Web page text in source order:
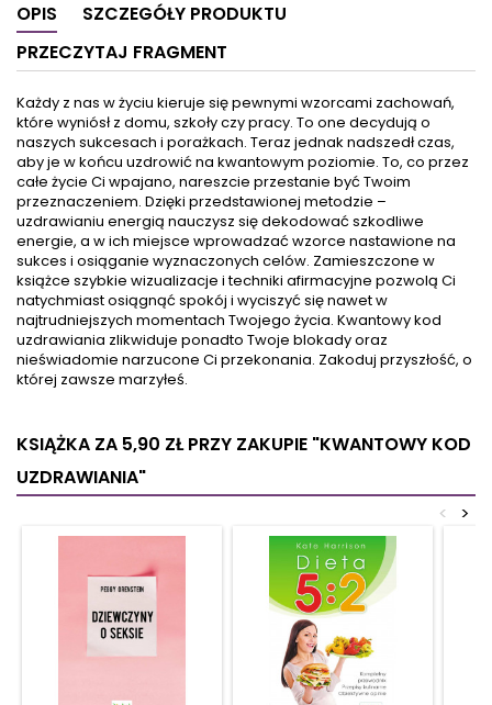
człowiek, który marzy o staniu
się największym magikiem
świata. Niestety jest on
jednocześnie bardzo
nieporadną osobą. Nie
zważa jednak na
ograniczenia, lecz sumiennie
realizuje swoje marzenie.
Weź udział w niezapomnianej
wędrówce w poszukiwaniu
nadziei i...
pozbędziesz się stanów
lękowych i destrukcyjnego
niepokoju. Manifestacje,
wsparte medytacjami i
afirmacjami, mogą stać się
również formą skutecznej
terapii. Wystarczy tylko
osiągnąć stan wysokich
wibracji...
OPIS
SZCZEGÓŁY PRODUKTU
PRZECZYTAJ FRAGMENT
Każdy z nas w życiu kieruje się pewnymi wzorcami zachowań,
które wyniósł z domu, szkoły czy pracy. To one decydują o
naszych sukcesach i porażkach. Teraz jednak nadszedł czas,
aby je w końcu uzdrowić na kwantowym poziomie. To, co przez
całe życie Ci wpajano, nareszcie przestanie być Twoim
przeznaczeniem. Dzięki przedstawionej metodzie –
uzdrawianiu energią nauczysz się dekodować szkodliwe
energie, a w ich miejsce wprowadzać wzorce nastawione na
sukces i osiąganie wyznaczonych celów. Zamieszczone w
książce szybkie wizualizacje i techniki afirmacyjne pozwolą Ci
natychmiast osiągnąć spokój i wyciszyć się nawet w
najtrudniejszych momentach Twojego życia. Kwantowy kod
uzdrawiania zlikwiduje ponadto Twoje blokady oraz
nieświadomie narzucone Ci przekonania. Zakoduj przyszłość, o
której zawsze marzyłeś.
KSIĄŻKA ZA 5,90 ZŁPRZY ZAKUPIE "KWANTOWY KOD
UZDRAWIANIA"
>
<